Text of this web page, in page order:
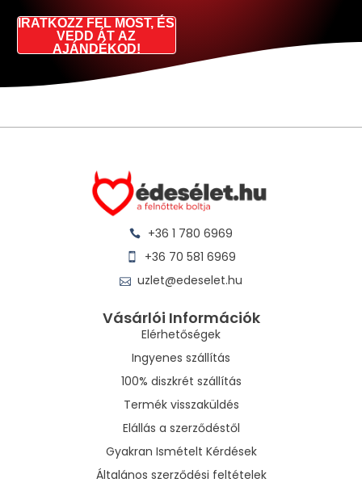
IRATKOZZ FEL MOST, ÉS
VEDD ÁT AZ
AJÁNDÉKOD!
+36 1 780 6969
+36 70 581 6969
uzlet@edeselet.hu
Vásárlói Információk
Elérhetőségek
Ingyenes szállítás
100% diszkrét szállítás
Termék visszaküldés
Elállás a szerződéstől
Gyakran Ismételt Kérdések
Általános szerződési feltételek